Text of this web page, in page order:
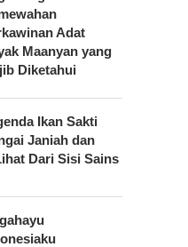
Adat
Maanyan yang
Diketahui
Ikan Sakti
Janiah dan
Dari Sisi Sains